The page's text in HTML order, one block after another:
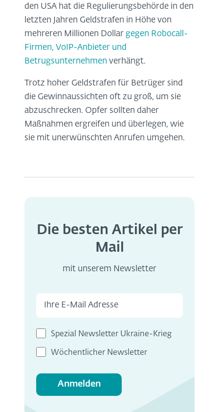
den USA hat die Regulierungsbehörde in den
letzten Jahren Geldstrafen in Höhe von
mehreren Millionen Dollar gegen Robocall-
Firmen, VoIP-Anbieter und
Betrugsunternehmen verhängt.
Trotz hoher Geldstrafen für Betrüger sind
die Gewinnaussichten oft zu groß, um sie
abzuschrecken. Opfer sollten daher
Maßnahmen ergreifen und überlegen, wie
sie mit unerwünschten Anrufen umgehen.
Die besten Artikel per
Mail
mit unserem Newsletter
Spezial Newsletter Ukraine-Krieg
Wöchentlicher Newsletter
Anmelden